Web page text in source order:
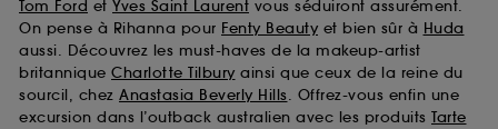
Tom Ford et Yves Saint Laurent vous séduiront assurément.
On pense à Rihanna pour Fenty Beauty et bien sûr à Huda
aussi. Découvrez les must-haves de la makeup-artist
britannique Charlotte Tilbury ainsi que ceux de la reine du
sourcil, chez Anastasia Beverly Hills. Offrez-vous enfin une
excursion dans l’outback australien avec les produits Tarte